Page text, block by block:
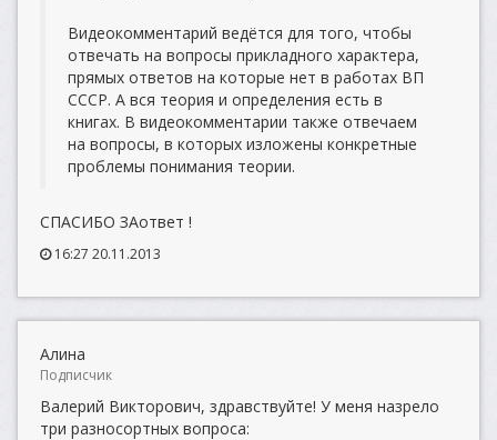
Видеокомментарий ведётся для того, чтобы
отвечать на вопросы прикладного характера,
прямых ответов на которые нет в работах ВП
СССР. А вся теория и определения есть в
книгах. В видеокомментарии также отвечаем
на вопросы, в которых изложены конкретные
проблемы понимания теории.
СПАСИБО ЗАответ !
16:27 20.11.2013
Алина
Подписчик
Валерий Викторович, здравствуйте! У меня назрело
три разносортных вопроса: